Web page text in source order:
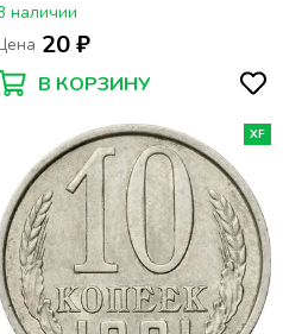
наличии
20 ₽
В КОРЗИНУ
XF